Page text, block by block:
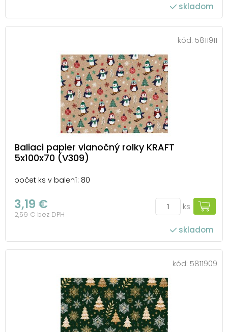
skladom
kód: 5811911
Baliaci papier vianočný rolky KRAFT
5x100x70 (V309)
počet ks v balení: 80
3,19 €
2,59 € bez DPH
ks
skladom
kód: 5811909